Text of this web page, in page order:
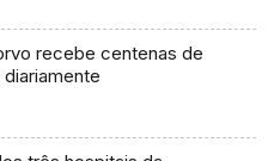
recebe centenas de